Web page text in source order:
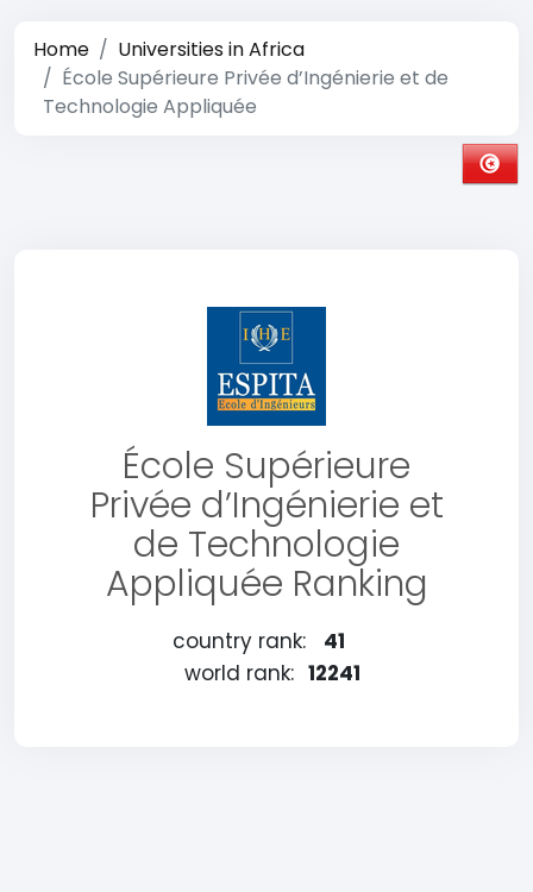
Home
Universities in Africa
École Supérieure Privée d’Ingénierie et de
Technologie Appliquée
École Supérieure
Privée d’Ingénierie et
de Technologie
Appliquée Ranking
country rank:
41
world rank: 12241